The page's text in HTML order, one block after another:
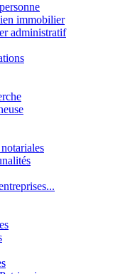
immobilier
administratif